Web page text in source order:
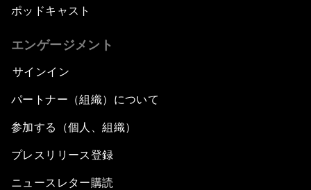
ポッドキャスト
エンゲージメント
サインイン
パートナー（組織）について
参加する（個人、組織）
プレスリリース登録
ニュースレター購読